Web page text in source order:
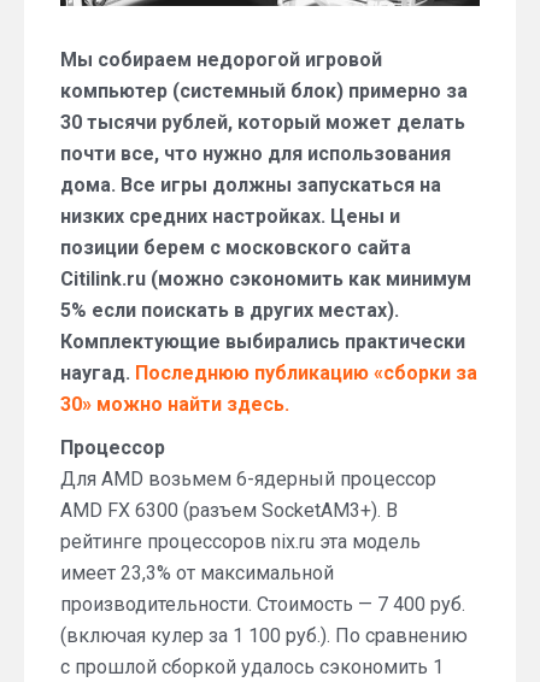
Мы собираем недорогой игровой
компьютер (системный блок) примерно за
30 тысячи рублей, который может делать
почти все, что нужно для использования
дома. Все игры должны запускаться на
низких средних настройках. Цены и
позиции берем с московского сайта
Citilink.ru (можно сэкономить как минимум
5% если поискать в других местах).
Комплектующие выбирались практически
наугад. Последнюю публикацию «сборки за
30» можно найти здесь.
Процессор
Для AMD возьмем 6-ядерный процессор
AMD FX 6300 (разъем SocketAM3+). В
рейтинге процессоров nix.ru эта модель
имеет 23,3% от максимальной
производительности. Стоимость — 7 400 руб.
(включая кулер за 1 100 руб.). По сравнению
с прошлой сборкой удалось сэкономить 1